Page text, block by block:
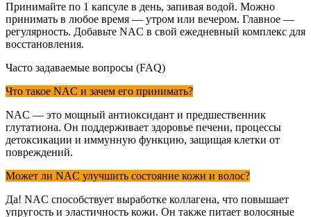
Принимайте по 1 капсуле в день, запивая водой. Можно
принимать в любое время — утром или вечером. Главное —
регулярность. Добавьте NAC в свой ежедневный комплекс для
восстановления.
Часто задаваемые вопросы (FAQ)
Что такое NAC и зачем его принимать?
NAC — это мощный антиоксидант и предшественник
глутатиона. Он поддерживает здоровье печени, процессы
детоксикации и иммунную функцию, защищая клетки от
повреждений.
Может ли NAC улучшить состояние кожи и волос?
Да! NAC способствует выработке коллагена, что повышает
упругость и эластичность кожи. Он также питает волосяные